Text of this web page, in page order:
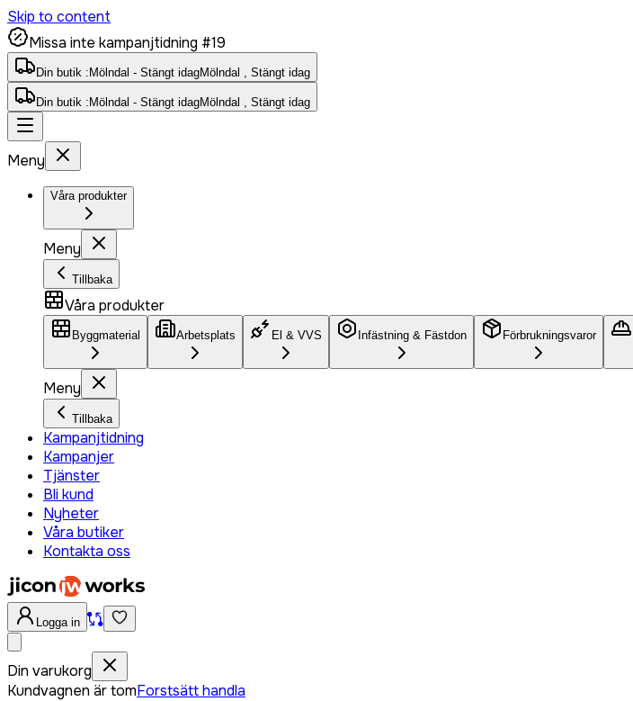
Skip to content
Missa inte kampanjtidning #19
Din butik : Mölndal - Stängt idagMölndal , Stängt idag
Din butik : Mölndal - Stängt idagMölndal , Stängt idag
Meny
Våra produkter
Meny
Tillbaka
Våra produkter
Byggmaterial Arbetsplats El & VVS Infästning & Fästdon Förbrukningsvaror
Meny
Tillbaka
Kampanjtidning
Kampanjer
Tjänster
Bli kund
Nyheter
Våra butiker
Kontakta oss
Logga in
Din varukorg
Kundvagnen är tomForstsätt handla